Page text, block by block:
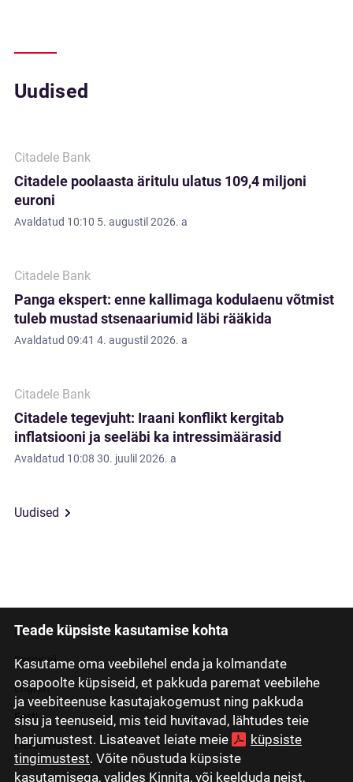
Teade küpsiste kasutamise kohta
Kasutame oma veebilehel enda ja kolmandate
osapoolte küpsiseid, et pakkuda paremat veebilehe
ja veebiteenuse kasutajakogemust ning pakkuda
sisu ja teenuseid, mis teid huvitavad, lähtudes teie
harjumustest. Lisateavet leiate meie
küpsiste
tingimustest. Võite nõustuda küpsiste
kasutamisega, valides Kinnita, või keelduda neist,
Uudised
Citadele Bank
Citadele poolaasta äritulu ulatus 109,4 miljoni
euroni
Avaldatud 10:10 5. augustil 2026. a
Citadele Bank
Panga ekspert: enne kallimaga kodulaenu võtmist
tuleb mustad stsenaariumid läbi rääkida
Avaldatud 09:41 4. augustil 2026. a
Citadele Bank
Citadele tegevjuht: Iraani konflikt kergitab
inflatsiooni ja seeläbi ka intressimäärasid
Avaldatud 10:08 30. juulil 2026. a
Uudised
Latviski
Русский
English
Eesti
Lietuviškai